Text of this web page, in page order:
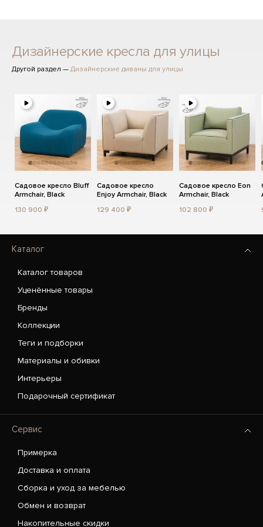
Дизайнерские кресла для улицы
Другой раздел — Дизайнерские диваны для улицы
Садовое кресло Bluff
Armchair, Black
130 900 ₽
Садовое кресло
Enjoy Armchair, Black
129 400 ₽
Садовое кресло Eon
Armchair, Black
102 800 ₽
Каталог
Каталог товаров
Уценённые товары
Бренды
Коллекции
Теги и подборки
Материалы и обивки
Интерьеры
Подарочный сертификат
Сервис
Примерка
Доставка и оплата
Сборка и уход за мебелью
Обмен и возврат
Накопительные скидки